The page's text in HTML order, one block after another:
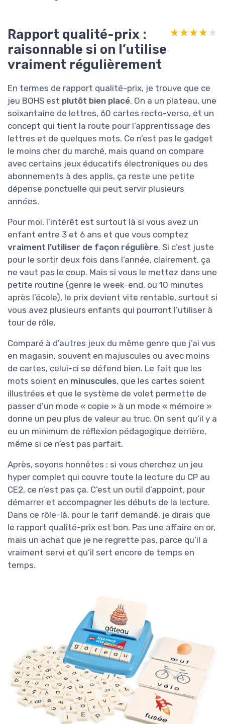
Rapport qualité-prix :
raisonnable si on l’utilise
vraiment régulièrement
★★★★★
★★★★★
En termes de rapport qualité-prix, je trouve que ce
jeu BOHS est plutôt bien placé. On a un plateau, une
soixantaine de lettres, 60 cartes recto-verso, et un
concept qui tient la route pour l’apprentissage des
lettres et de quelques mots. Ce n’est pas le gadget
le moins cher du marché, mais quand on compare
avec certains jeux éducatifs électroniques ou des
abonnements à des applis, ça reste une petite
dépense ponctuelle qui peut servir plusieurs
années.
Pour moi, l’intérêt est surtout là si vous avez un
enfant entre 3 et 6 ans et que vous comptez
vraiment l’utiliser de façon régulière. Si c’est juste
pour le sortir deux fois dans l’année, clairement, ça
ne vaut pas le coup. Mais si vous le mettez dans une
petite routine (genre le week-end, ou 10 minutes
après l’école), le prix devient vite rentable, surtout si
vous avez plusieurs enfants qui pourront l’utiliser à
tour de rôle.
Comparé à d’autres jeux du même genre que j’ai vus
en magasin, souvent en majuscules ou avec moins
de cartes, celui-ci se défend bien. Le fait que les
mots soient en minuscules, que les cartes soient
illustrées et que le système de volet permette de
passer d’un mode « copie » à un mode « mémoire »
donne un peu plus de valeur au truc. On sent qu’il y a
eu un minimum de réflexion pédagogique derrière,
même si ce n’est pas parfait.
Après, soyons honnêtes : si vous cherchez un jeu
hyper complet qui couvre toute la lecture du CP au
CE2, ce n’est pas ça. C’est un outil d’appoint, pour
démarrer et accompagner les débuts de la lecture.
Dans ce rôle-là, pour le tarif demandé, je dirais que
le rapport qualité-prix est bon. Pas une affaire en or,
mais un achat que je ne regrette pas, parce qu’il a
vraiment servi et qu’il sert encore de temps en
temps.